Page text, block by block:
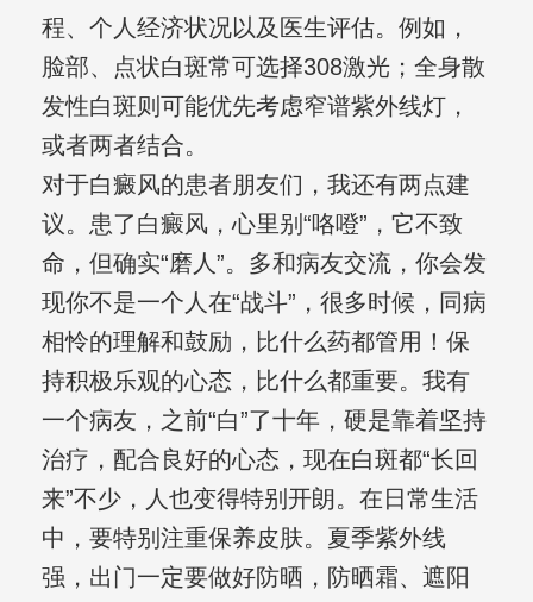
程、个人经济状况以及医生评估。例如，
脸部、点状白斑常可选择308激光；全身散
发性白斑则可能优先考虑窄谱紫外线灯，
或者两者结合。
对于白癜风的患者朋友们，我还有两点建
议。患了白癜风，心里别“咯噔”，它不致
命，但确实“磨人”。多和病友交流，你会发
现你不是一个人在“战斗”，很多时候，同病
相怜的理解和鼓励，比什么药都管用！保
持积极乐观的心态，比什么都重要。我有
一个病友，之前“白”了十年，硬是靠着坚持
治疗，配合良好的心态，现在白斑都“长回
来”不少，人也变得特别开朗。在日常生活
中，要特别注重保养皮肤。夏季紫外线
强，出门一定要做好防晒，防晒霜、遮阳